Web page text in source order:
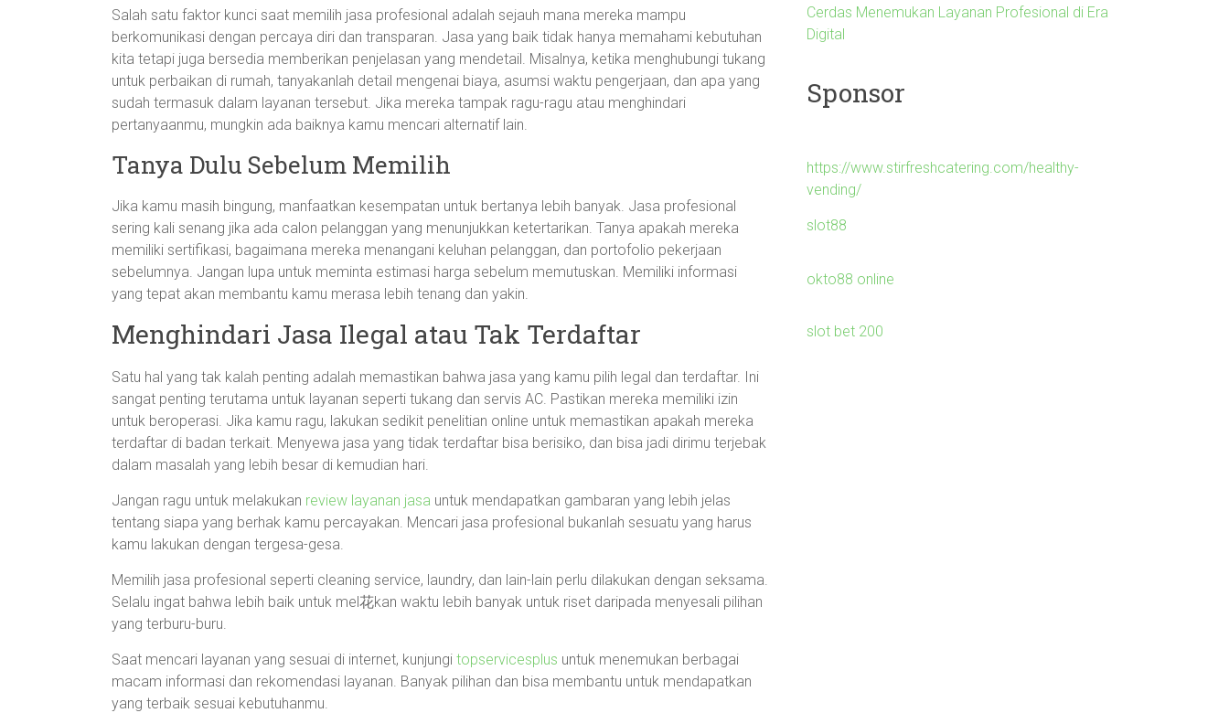
Salah satu faktor kunci saat memilih jasa profesional adalah sejauh mana mereka mampu
berkomunikasi dengan percaya diri dan transparan. Jasa yang baik tidak hanya memahami kebutuhan
kita tetapi juga bersedia memberikan penjelasan yang mendetail. Misalnya, ketika menghubungi tukang
untuk perbaikan di rumah, tanyakanlah detail mengenai biaya, asumsi waktu pengerjaan, dan apa yang
sudah termasuk dalam layanan tersebut. Jika mereka tampak ragu-ragu atau menghindari
pertanyaanmu, mungkin ada baiknya kamu mencari alternatif lain.
Tanya Dulu Sebelum Memilih
Jika kamu masih bingung, manfaatkan kesempatan untuk bertanya lebih banyak. Jasa profesional
sering kali senang jika ada calon pelanggan yang menunjukkan ketertarikan. Tanya apakah mereka
memiliki sertifikasi, bagaimana mereka menangani keluhan pelanggan, dan portofolio pekerjaan
sebelumnya. Jangan lupa untuk meminta estimasi harga sebelum memutuskan. Memiliki informasi
yang tepat akan membantu kamu merasa lebih tenang dan yakin.
Menghindari Jasa Ilegal atau Tak Terdaftar
Satu hal yang tak kalah penting adalah memastikan bahwa jasa yang kamu pilih legal dan terdaftar. Ini
sangat penting terutama untuk layanan seperti tukang dan servis AC. Pastikan mereka memiliki izin
untuk beroperasi. Jika kamu ragu, lakukan sedikit penelitian online untuk memastikan apakah mereka
terdaftar di badan terkait. Menyewa jasa yang tidak terdaftar bisa berisiko, dan bisa jadi dirimu terjebak
dalam masalah yang lebih besar di kemudian hari.
Jangan ragu untuk melakukan review layanan jasa untuk mendapatkan gambaran yang lebih jelas
tentang siapa yang berhak kamu percayakan. Mencari jasa profesional bukanlah sesuatu yang harus
kamu lakukan dengan tergesa-gesa.
Memilih jasa profesional seperti cleaning service, laundry, dan lain-lain perlu dilakukan dengan seksama.
Selalu ingat bahwa lebih baik untuk mel花kan waktu lebih banyak untuk riset daripada menyesali pilihan
yang terburu-buru.
Saat mencari layanan yang sesuai di internet, kunjungi topservicesplus untuk menemukan berbagai
macam informasi dan rekomendasi layanan. Banyak pilihan dan bisa membantu untuk mendapatkan
yang terbaik sesuai kebutuhanmu.
Cerdas Menemukan Layanan Profesional di Era
Digital
Sponsor
https://www.stirfreshcatering.com/healthy-
vending/
slot88
okto88 online
slot bet 200